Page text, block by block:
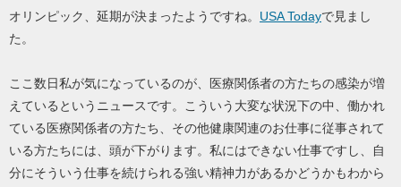
オリンピック、延期が決まったようですね。 USA Todayで見まし
た。
ここ数日私が気になっているのが、医療関係者の方たちの感染が増
えているというニュースです。こういう大変な状況下の中、働かれ
ている医療関係者の方たち、その他健康関連のお仕事に従事されて
いる方たちには、頭が下がります。私にはできない仕事ですし、自
分にそういう仕事を続けられる強い精神力があるかどうかもわから